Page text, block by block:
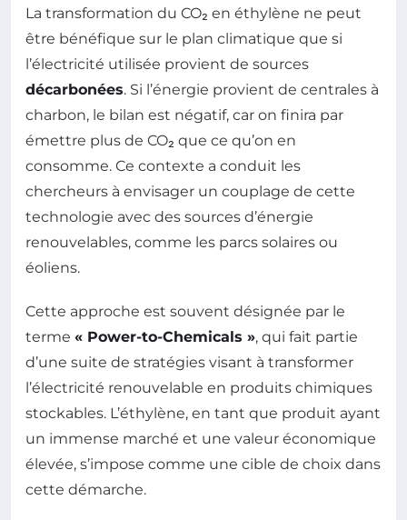
La transformation du CO₂ en éthylène ne peut
être bénéfique sur le plan climatique que si
l’électricité utilisée provient de sources
décarbonées. Si l’énergie provient de centrales à
charbon, le bilan est négatif, car on finira par
émettre plus de CO₂ que ce qu’on en
consomme. Ce contexte a conduit les
chercheurs à envisager un couplage de cette
technologie avec des sources d’énergie
renouvelables, comme les parcs solaires ou
éoliens.
Cette approche est souvent désignée par le
terme « Power-to-Chemicals », qui fait partie
d’une suite de stratégies visant à transformer
l’électricité renouvelable en produits chimiques
stockables. L’éthylène, en tant que produit ayant
un immense marché et une valeur économique
élevée, s’impose comme une cible de choix dans
cette démarche.